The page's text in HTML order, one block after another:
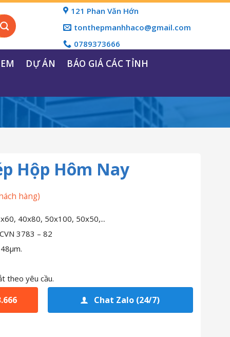
121 Phan Văn Hớn
tonthepmanhhaco@gmail.com
0789373666
DỰ ÁN BÁO GIÁ CÁC TỈNH
Hộp Hôm Nay
hàng)
40x80, 50x100, 50x50,...
3783 – 82
theo yêu cầu.
Chat Zalo (24/7)